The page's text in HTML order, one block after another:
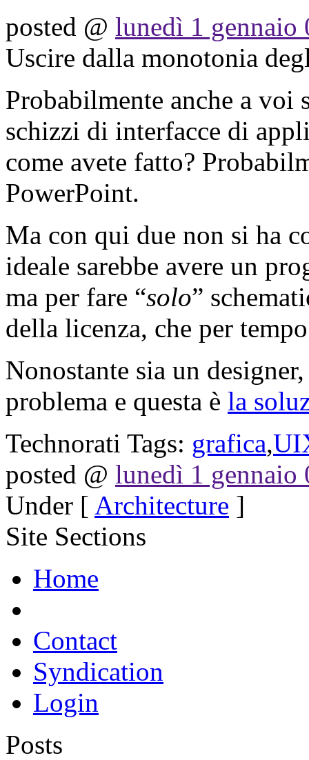
posted @ lunedì 1 gennaio
Uscire dalla monotonia
Probabilmente anche a voi
schizzi di interfacce di
come avete fatto?
PowerPoint.
Ma con qui due non si ha
ideale sarebbe avere un
ma per fare “solo”
della licenza, che per
Nonostante sia un
problema e questa è la
Technorati Tags: grafica,
posted @ lunedì 1 gennaio
Under [ Architecture ]
Site Sections
Home
Contact
Syndication
Login
Posts